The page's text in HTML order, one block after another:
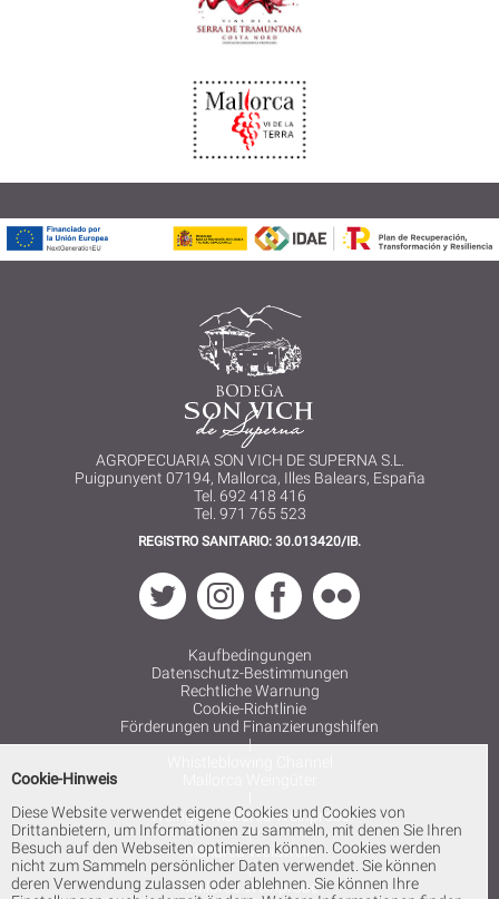
AGROPECUARIA SON VICH DE SUPERNA S.L.
Puigpunyent 07194, Mallorca, Illes Balears, España
Tel. 692 418 416
Tel. 971 765 523
REGISTRO SANITARIO: 30.013420/IB.
Kaufbedingungen
Datenschutz-Bestimmungen
Rechtliche Warnung
Cookie-Richtlinie
Förderungen und Finanzierungshilfen
|
Weingut Mallorca Weinprobe
|
Mallorca Weißwein
|
Mallorca Weinprobe
Cookie-Hinweis
Diese Website verwendet eigene Cookies und Cookies von
Drittanbietern, um Informationen zu sammeln, mit denen Sie Ihren
Besuch auf den Webseiten optimieren können. Cookies werden
nicht zum Sammeln persönlicher Daten verwendet. Sie können
deren Verwendung zulassen oder ablehnen. Sie können Ihre